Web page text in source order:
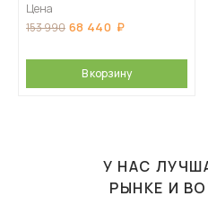
Цена
153 990 68 440
В корзину
У НАС
РЫНКЕ И